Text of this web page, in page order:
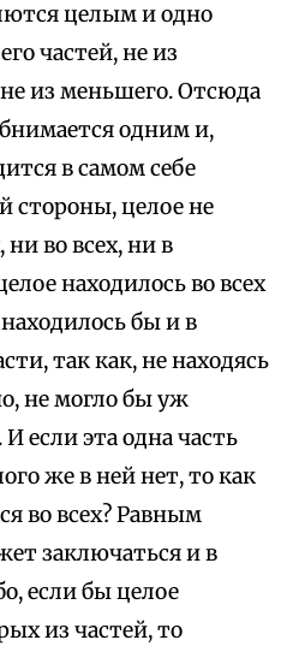
целым и одно
частей, не из
из меньшего. Отсюда
одним и,
в самом себе
стороны, целое не
ни во всех, ни в
находилось во всех
бы и в
так как, не находясь
не могло бы уж
если эта одна часть
же в ней нет, то как
во всех? Равным
заключаться и в
если бы целое
из частей, то